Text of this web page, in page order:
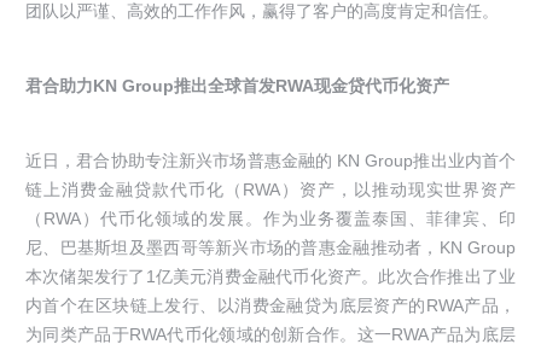
团队以严谨、高效的工作作风，赢得了客户的高度肯定和信任。
君合助力KN Group推出全球首发RWA现金贷代币化资产
近日，君合协助专注新兴市场普惠金融的 KN Group推出业内首个
链上消费金融贷款代币化（RWA）资产，以推动现实世界资产
（RWA）代币化领域的发展。作为业务覆盖泰国、菲律宾、印
尼、巴基斯坦及墨西哥等新兴市场的普惠金融推动者，KN Group
本次储架发行了1亿美元消费金融代币化资产。此次合作推出了业
内首个在区块链上发行、以消费金融贷为底层资产的RWA产品，
为同类产品于RWA代币化领域的创新合作。这一RWA产品为底层